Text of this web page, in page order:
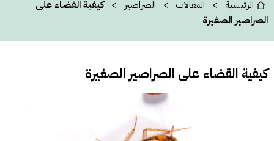
الرئيسية المقالات الصراصير
كيفية القضاء على
الصراصير الصغيرة
كيفية القضاء على الصراصير الصغيرة